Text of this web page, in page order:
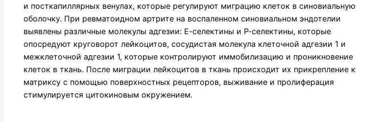
и посткапиллярных венулах, которые регулируют миграцию клеток в синовиальную
оболочку. При ревматоидном артрите на воспаленном сино­виальном эндотелии
выявлены различные молекулы адгезии: Е-селектины и Р-селектины, которые
опосредуют круговорот лейкоцитов, сосудистая молекула клеточной адгезии 1 и
межклеточной адгезии 1, которые контролируют иммобилизацию и проникновение
клеток в ткань. После миграции лейкоцитов в ткань происходит их прикрепление к
матриксу с помощью поверхностных рецеп­торов, выживание и пролиферация
стимулируется цитокиновым окружением.